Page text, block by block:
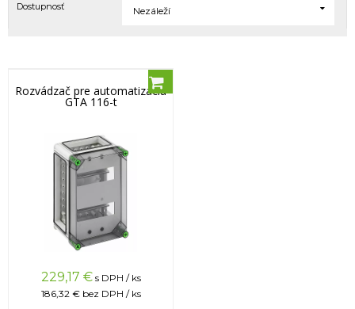
Dostupnosť Nezáleží
Rozvádzač pre automatizáciu
GTA 116-t
229,17 € s DPH / ks
186,32 € bez DPH / ks